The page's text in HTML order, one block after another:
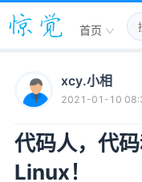
首页
xcy.小相
2021-01-10
代码人，代
Linux！